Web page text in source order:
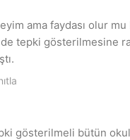
ama faydası olur
tepki gösterilmesine
gösterilmeli bütün